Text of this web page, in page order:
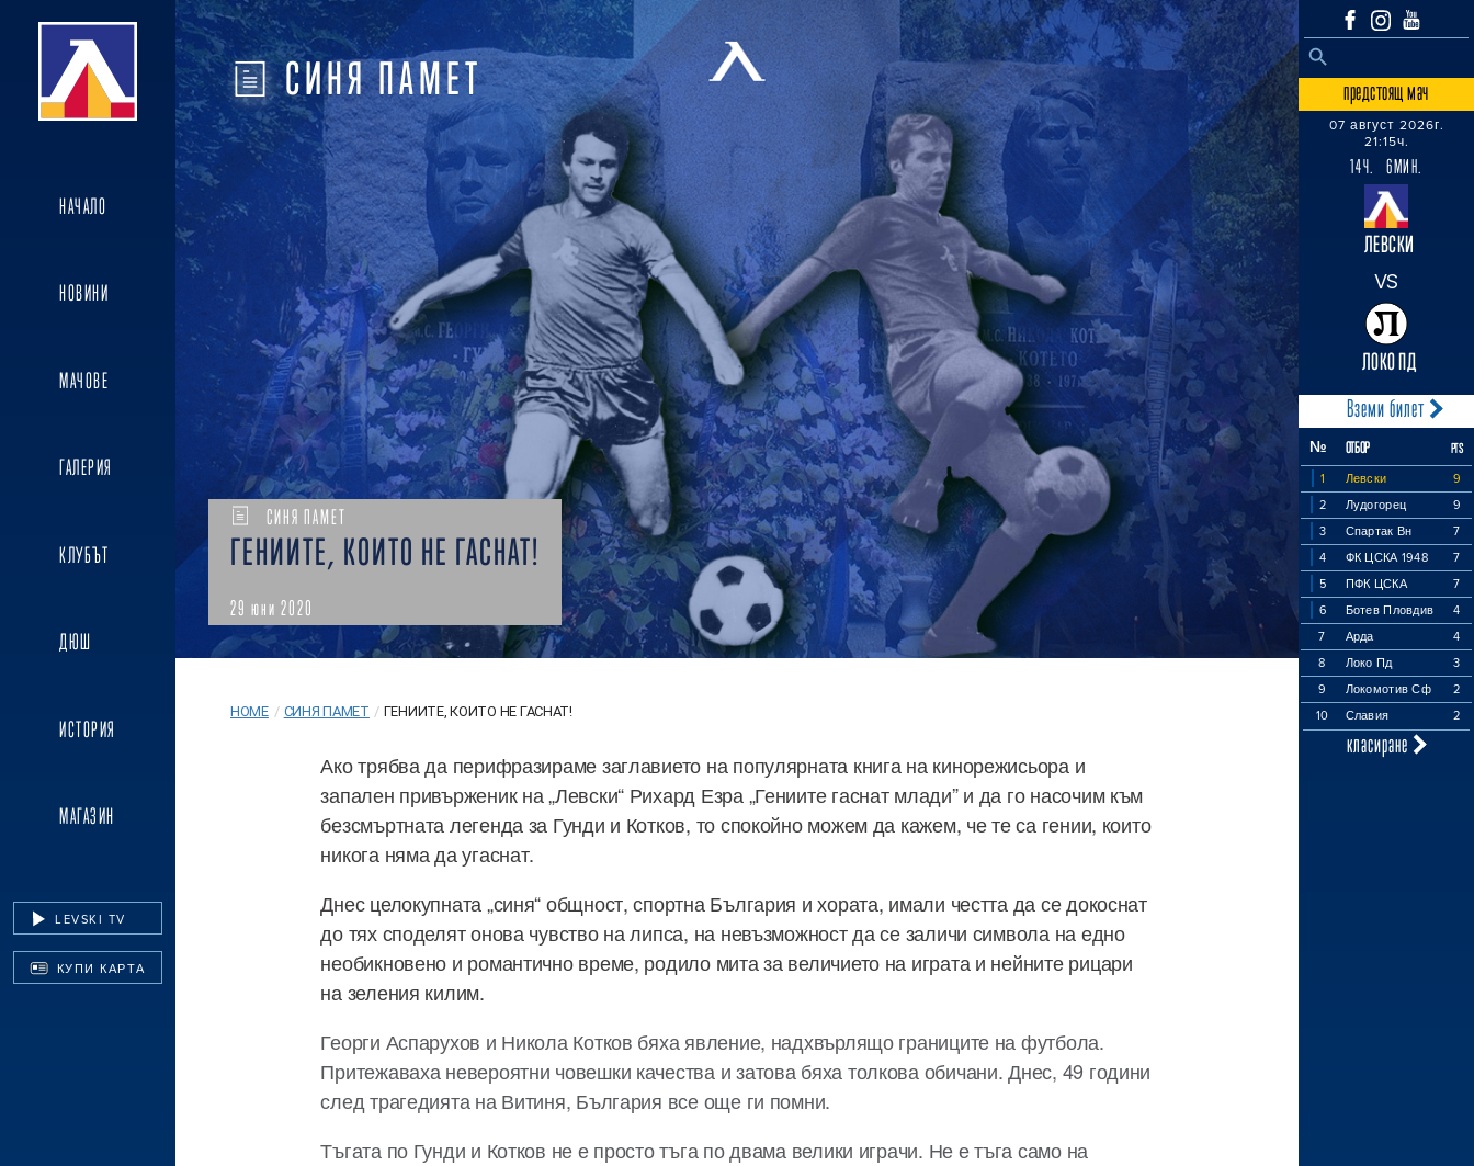
НАЧАЛО
НОВИНИ
МАЧОВЕ
ГАЛЕРИЯ
КЛУБЪТ
ДЮШ
ИСТОРИЯ
МАГАЗИН
LEVSKI TV
КУПИ КАРТА
Search
SEARCH BUTTON
предстоящ мач
07 август 2026г.
21:15ч.
14Ч. 6МИН.
ЛЕВСКИ
VS
ЛОКО ПД
Вземи билет
№ ОТБОР PTS
1 Левски
9
2
Лудогорец
9
3
Спартак Вн
7
4
ФК ЦСКА 1948
7
5
ПФК ЦСКА
7
6
Ботев Пловдив
4
7
Арда
4
8
Локо Пд
3
9
Локомотив Сф
2
10
Славия 2
класиране
СИНЯ ПАМЕТ
СИНЯ ПАМЕТ
ГЕНИИТЕ, КОИТО НЕ ГАСНАТ!
29 юни 2020
HOME / СИНЯ ПАМЕТ / ГЕНИИТЕ, КОИТО НЕ ГАСНАТ!
Ако трябва да перифразираме заглавието на популярната книга на кинорежисьора и
запален привърженик на „Левски“ Рихард Езра „Гениите гаснат млади” и да го насочим към
безсмъртната легенда за Гунди и Котков, то спокойно можем да кажем, че те са гении, които
никога няма да угаснат.
Днес целокупната „синя“ общност, спортна България и хората, имали честта да се докоснат
до тях споделят онова чувство на липса, на невъзможност да се заличи символа на едно
необикновено и романтично време, родило мита за величието на играта и нейните рицари
на зеления килим.
Георги Аспарухов и Никола Котков бяха явление, надхвърлящо границите на футбола.
Притежаваха невероятни човешки качества и затова бяха толкова обичани. Днес, 49 години
след трагедията на Витиня, България все още ги помни.
Тъгата по Гунди и Котков не е просто тъга по двама велики играчи. Не е тъга само на